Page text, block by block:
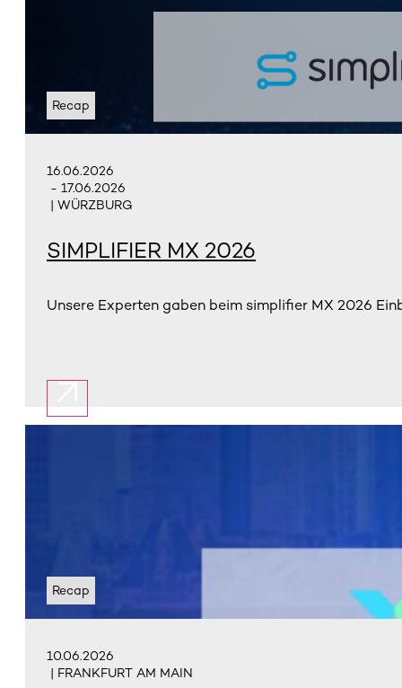
Recap
16.06.2026
- 17.06.2026
| WÜRZBURG
SIMPLIFIER MX 2026
Unsere Experten gaben beim simplifier MX 2026
Recap
10.06.2026
| FRANKFURT AM MAIN